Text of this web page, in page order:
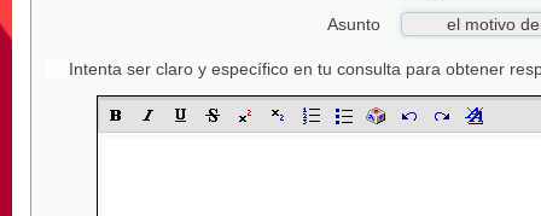
Asunto
Intenta ser claro y específico en tu consulta para obtener